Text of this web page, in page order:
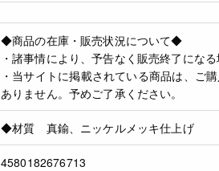
◆商品の在庫・販売状況について◆
・諸事情により、予告なく販売終了にな
・当サイトに掲載されている商品は、ご
ありません。予めご了承ください。
◆材質 真鍮、ニッケルメッキ仕上げ
4580182676713